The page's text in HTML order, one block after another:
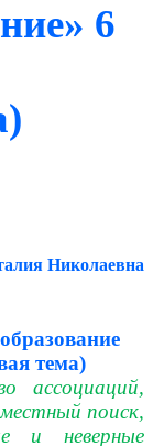
6
Николаевна
тема)
ассоциаций,
поиск,
и неверные